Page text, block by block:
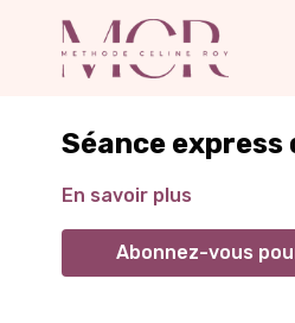
Séance express
En savoir plus
Abonnez-vous